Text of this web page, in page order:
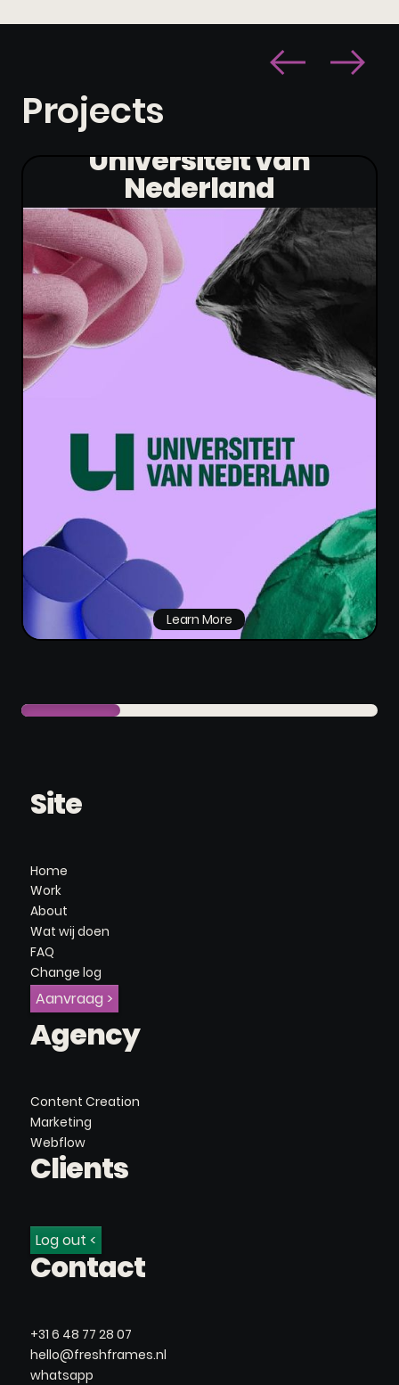
Projects
Universiteit van
Nederland
Learn More
Contact
+31 6 48 77 28 07
hello@freshframes.nl
whatsapp
Site
Home
Work
About
Wat wij doen
FAQ
Change log
Aanvraag >
Agency
Content Creation
Marketing
Webflow
Clients
Log out <